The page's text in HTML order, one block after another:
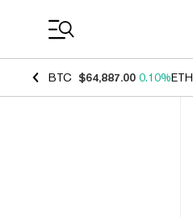
BTC $64,887.00 0.10%ETH